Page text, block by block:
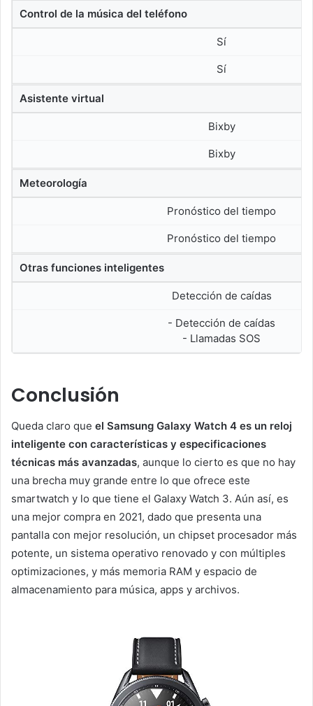
Control de la música del teléfono
Sí
Sí
Asistente virtual
Bixby
Bixby
Meteorología
Pronóstico del tiempo
Pronóstico del tiempo
Otras funciones inteligentes
Detección de caídas
- Detección de caídas
- Llamadas SOS
Conclusión
Queda claro que el Samsung Galaxy Watch 4 es un reloj
inteligente con características y especificaciones
técnicas más avanzadas, aunque lo cierto es que no hay
una brecha muy grande entre lo que ofrece este
smartwatch y lo que tiene el Galaxy Watch 3. Aún así, es
una mejor compra en 2021, dado que presenta una
pantalla con mejor resolución, un chipset procesador más
potente, un sistema operativo renovado y con múltiples
optimizaciones, y más memoria RAM y espacio de
almacenamiento para música, apps y archivos.